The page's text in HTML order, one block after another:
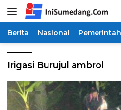
Langsung
Berita Nasional Pemerintah
Irigasi Burujul ambrol